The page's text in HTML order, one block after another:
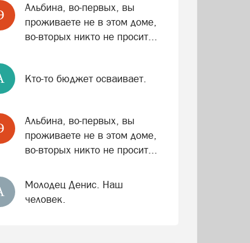
Альбина, во-первых, вы
проживаете не в этом доме,
во-вторых никто не просит...
Кто-то бюджет осваивает.
Альбина, во-первых, вы
проживаете не в этом доме,
во-вторых никто не просит...
Молодец Денис. Наш
человек.